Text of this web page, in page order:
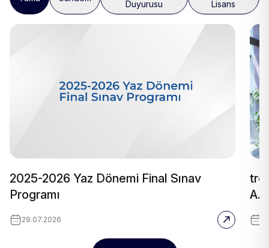
Duyurusu
Lisans
2025-2026 Yaz Dönemi Final Sınav
Programı
29.07.2026